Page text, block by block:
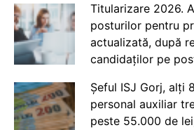
Titularizare 2026.
posturilor pentru
actualizată, după
candidaților pe
Șeful ISJ Gorj, alți
personal auxiliar
peste 55.000 de